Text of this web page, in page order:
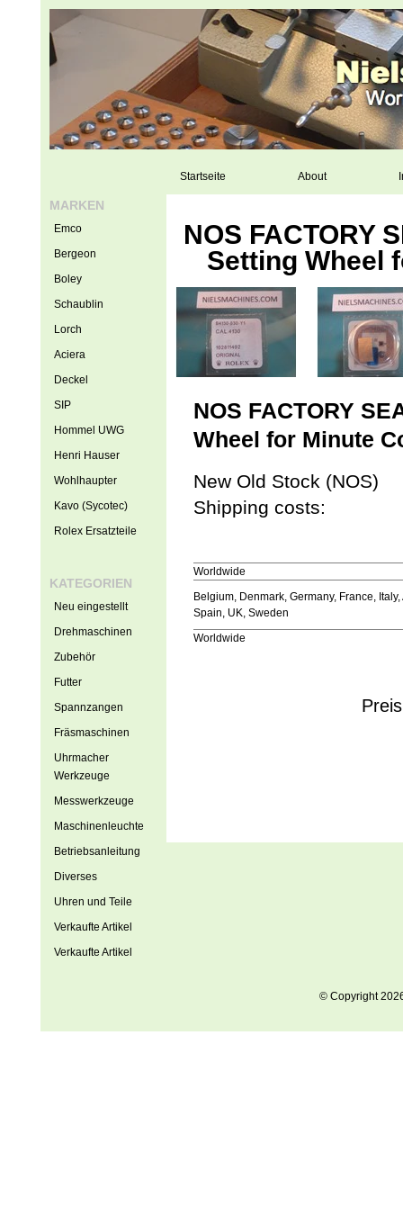
Startseite About
NOS FACTORY
Setting Wheel
NOS FACTORY
Wheel for Minute
New Old Stock (NOS)
Shipping costs:
Worldwide
Belgium, Denmark, Germany, France, Italy,
Spain, UK, Sweden
Worldwide
MARKEN
Emco
Bergeon
Boley
Schaublin
Lorch
Aciera
Deckel
SIP
Hommel UWG
Henri Hauser
Wohlhaupter
Kavo (Sycotec)
Rolex Ersatzteile
KATEGORIEN
Neu eingestellt
Drehmaschinen
Zubehör
Futter
Spannzangen
Fräsmaschinen
Uhrmacher
Werkzeuge
Messwerkzeuge
Maschinenleuchte
Betriebsanleitung
Diverses
Uhren und Teile
Verkaufte Artikel
Verkaufte Artikel
© Copyright